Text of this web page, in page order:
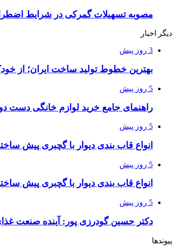
مصوبه تسهیلات گمرکی در شرایط
دیگر اخبار
3 روز پیش
بهترین خطوط تولید ساخت ایران؛ از
5 روز پیش
راهنمای جامع خرید لوازم خانگی دست
5 روز پیش
انواع قاب بندی دیوار با گچبری پیش
5 روز پیش
انواع قاب بندی دیوار با گچبری پیش
5 روز پیش
دکتر حسین گودرزی پور: آینده صنعت
پیوندها